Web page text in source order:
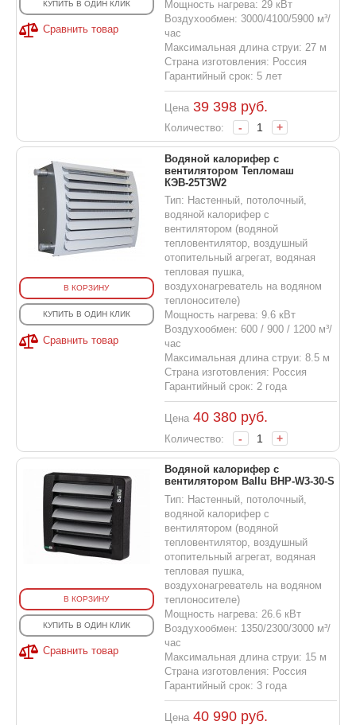
КУПИТЬ В ОДИН КЛИК
Сравнить товар
Мощность нагрева: 29 кВт
Воздухообмен: 3000/4100/5900 м³/
час
Максимальная длина струи: 27 м
Страна изготовления: Россия
Гарантийный срок: 5 лет
Цена 39 398руб.
Количество: - +
В КОРЗИНУ
КУПИТЬ В ОДИН КЛИК
Сравнить товар
Водяной калорифер с
вентилятором Тепломаш
КЭВ-25T3W2
Тип: Настенный, потолочный,
водяной калорифер с
вентилятором (водяной
тепловентилятор, воздушный
отопительный агрегат, водяная
тепловая пушка,
воздухонагреватель на водяном
теплоносителе)
Мощность нагрева: 9.6 кВт
Воздухообмен: 600 / 900 / 1200 м³/
час
Максимальная длина струи: 8.5 м
Страна изготовления: Россия
Гарантийный срок: 2 года
Цена 40 380руб.
Количество: - +
В КОРЗИНУ
КУПИТЬ В ОДИН КЛИК
Сравнить товар
Водяной калорифер с
вентилятором Ballu BHP-W3-30-S
Тип: Настенный, потолочный,
водяной калорифер с
вентилятором (водяной
тепловентилятор, воздушный
отопительный агрегат, водяная
тепловая пушка,
воздухонагреватель на водяном
теплоносителе)
Мощность нагрева: 26.6 кВт
Воздухообмен: 1350/2300/3000 м³/
час
Максимальная длина струи: 15 м
Страна изготовления: Россия
Гарантийный срок: 3 года
Цена 40 990руб.